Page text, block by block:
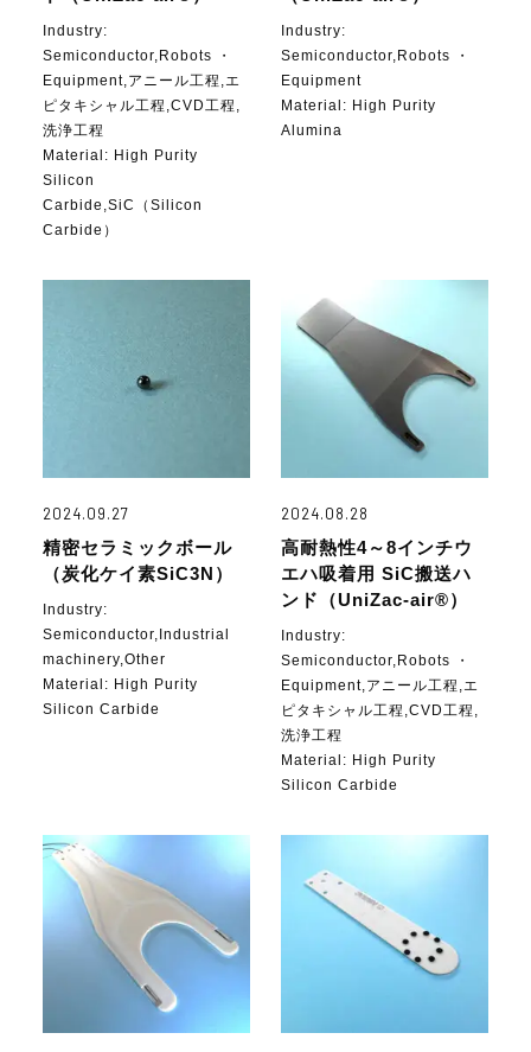
Industry:
Semiconductor,Robots ・
Equipment,アニール工程,エ
ピタキシャル工程,CVD工程,
洗浄工程
Material: High Purity
Silicon
Carbide,SiC（Silicon
Carbide）
Industry:
Semiconductor,Robots ・
Equipment
Material: High Purity
Alumina
2024.09.27
精密セラミックボール
（炭化ケイ素SiC3N）
Industry:
Semiconductor,Industrial
machinery,Other
Material: High Purity
Silicon Carbide
2024.08.28
高耐熱性4～8インチウ
エハ吸着用 SiC搬送ハ
ンド（UniZac-air®）
Industry:
Semiconductor,Robots ・
Equipment,アニール工程,エ
ピタキシャル工程,CVD工程,
洗浄工程
Material: High Purity
Silicon Carbide